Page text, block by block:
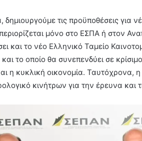
τις προϋποθέσεις για
μόνο στο ΕΣΠΑ ή στον
και το νέο Ελληνικό Ταμείο
το οποίο θα συνεπενδύει σε
η κυκλική οικονομία. Ταυτόχρονα,
κινήτρων για την έρευνα και